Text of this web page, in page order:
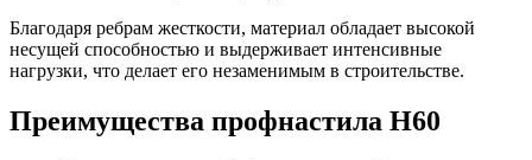
Благодаря ребрам жесткости, материал обладает высокой
несущей способностью и выдерживает интенсивные
нагрузки, что делает его незаменимым в строительстве.
Преимущества профнастила Н60